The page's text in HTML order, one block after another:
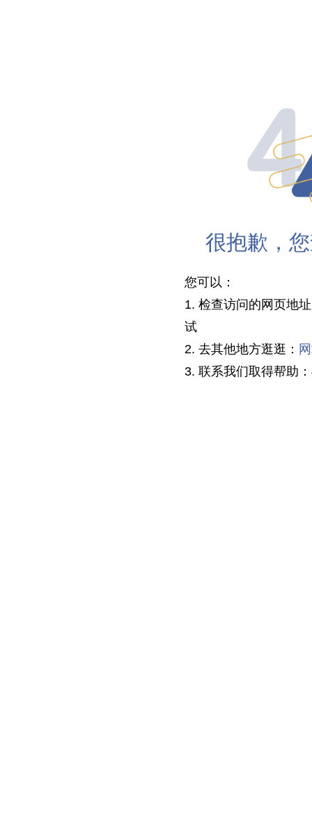
很抱歉，
您可以：
1. 检查访问的网页地
试
2. 去其他地方逛逛：
3. 联系我们取得帮助